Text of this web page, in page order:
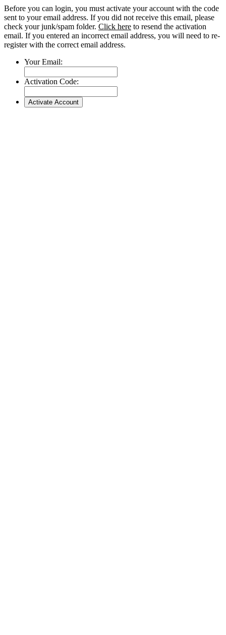
Before you can login, you must activate your account with the code
sent to your email address. If you did not receive this email, please
check your junk/spam folder. Click here to resend the activation
email. If you entered an incorrect email address, you will need to re-
register with the correct email address.
Your Email:
Activation Code: